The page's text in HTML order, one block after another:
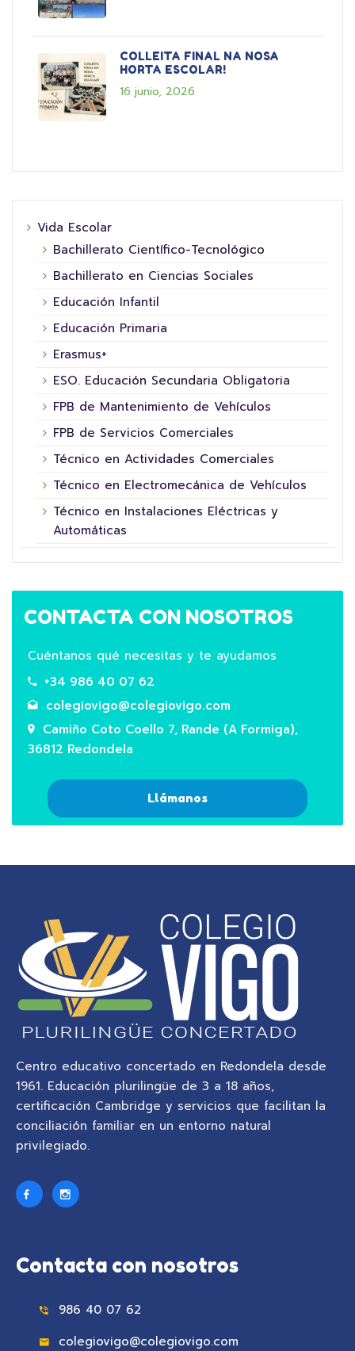
COLLEITA FINAL NA NOSA
HORTA ESCOLAR!
16 junio, 2026
Vida Escolar
Bachillerato Científico-Tecnológico
Bachillerato en Ciencias Sociales
Educación Infantil
Educación Primaria
Erasmus+
ESO. Educación Secundaria Obligatoria
FPB de Mantenimiento de Vehículos
FPB de Servicios Comerciales
Técnico en Actividades Comerciales
Técnico en Electromecánica de Vehículos
Técnico en Instalaciones Eléctricas y
Automáticas
CONTACTA CON NOSOTROS
Cuéntanos qué necesitas y te ayudamos
+34 986 40 07 62
colegiovigo@colegiovigo.com
Camiño Coto Coello 7, Rande (A Formiga),
36812 Redondela
Llámanos
Centro educativo concertado en Redondela desde
1961. Educación plurilingüe de 3 a 18 años,
certificación Cambridge y servicios que facilitan la
conciliación familiar en un entorno natural
privilegiado.
Contacta con nosotros
986 40 07 62
colegiovigo@colegiovigo.com